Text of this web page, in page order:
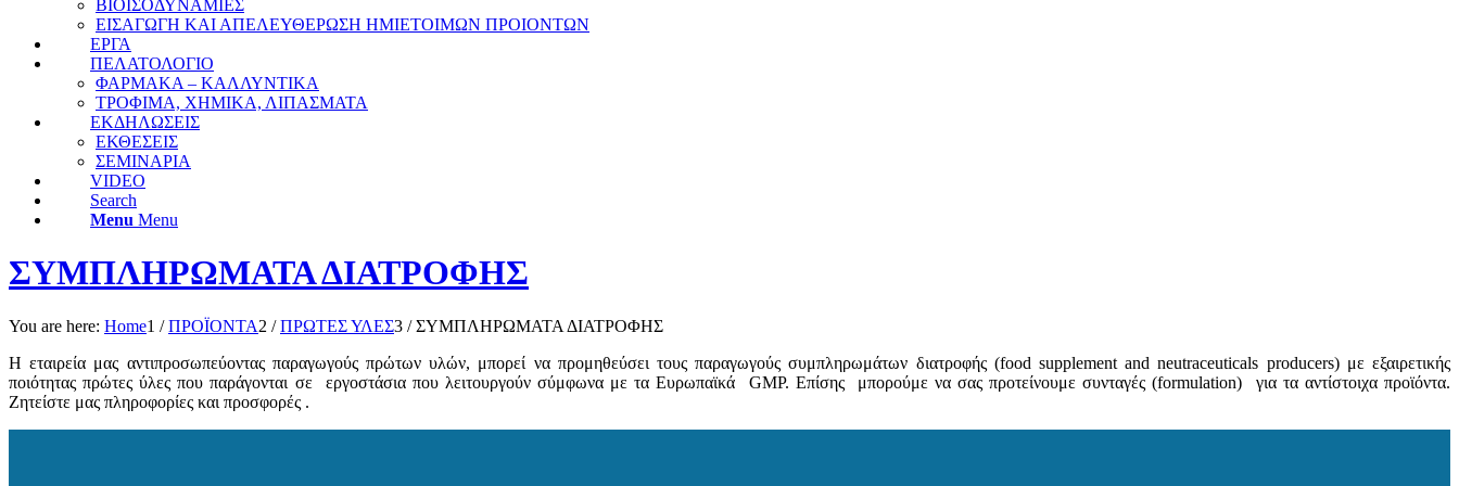
ΒΙΟΙΣΟΔΥΝΑΜΙΕΣ
ΕΙΣΑΓΩΓΗ ΚΑΙ ΑΠΕΛΕΥΘΕΡΩΣΗ ΗΜΙΕΤΟΙΜΩΝ ΠΡΟΙΟΝΤΩΝ
ΕΡΓΑ
ΠΕΛΑΤΟΛΟΓΙΟ
ΦΑΡΜΑΚΑ – ΚΑΛΛΥΝΤΙΚΑ
ΤΡΟΦΙΜΑ, ΧΗΜΙΚΑ, ΛΙΠΑΣΜΑΤΑ
ΕΚΔΗΛΩΣΕΙΣ
ΕΚΘΕΣΕΙΣ
ΣΕΜΙΝΑΡΙΑ
VIDEO
Search
Menu Menu
ΣΥΜΠΛΗΡΩΜΑΤΑ ΔΙΑΤΡΟΦΗΣ
You are here: Home1 / ΠΡΟΪΟΝΤΑ2 / ΠΡΩΤΕΣ ΥΛΕΣ3 / ΣΥΜΠΛΗΡΩΜΑΤΑ ΔΙΑΤΡΟΦΗΣ
Η εταιρεία μας αντιπροσωπεύοντας παραγωγούς πρώτων υλών, μπορεί να προμηθεύσει τους παραγωγούς συμπληρωμάτων διατροφής (food supplement and neutraceuticals producers) με εξαιρετικής
ποιότητας πρώτες ύλες που παράγονται σε εργοστάσια που λειτουργούν σύμφωνα με τα Ευρωπαϊκά GMP. Eπίσης μπορούμε να σας προτείνουμε συνταγές (formulation) για τα αντίστοιχα προϊόντα.
Ζητείστε μας πληροφορίες και προσφορές .